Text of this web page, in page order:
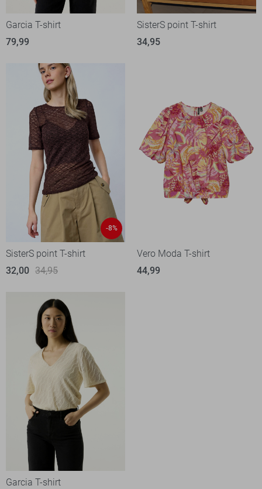
Garcia T-shirt
79,99
SisterS point T-shirt
34,95
-8%
SisterS point T-shirt
32,00 34,95
Vero Moda T-shirt
44,99
Garcia T-shirt